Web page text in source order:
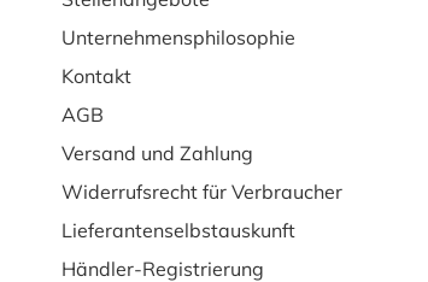
Unternehmensphilosophie
Kontakt
AGB
Versand und Zahlung
Widerrufsrecht für Verbraucher
Lieferantenselbstauskunft
Händler-Registrierung